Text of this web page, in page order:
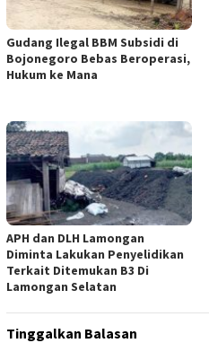
Gudang Ilegal BBM Subsidi di
Bojonegoro Bebas Beroperasi,
Hukum ke Mana
APH dan DLH Lamongan
Diminta Lakukan Penyelidikan
Terkait Ditemukan B3 Di
Lamongan Selatan
Tinggalkan Balasan